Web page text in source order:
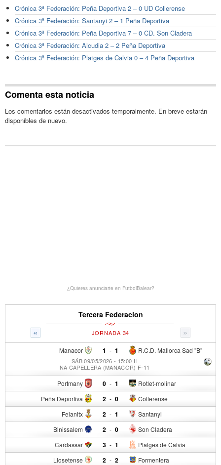
Crónica 3ª Federación: Peña Deportiva 2 – 0 UD Collerense
Crónica 3ª Federación: Santanyi 2 – 1 Peña Deportiva
Crónica 3ª Federación: Peña Deportiva 7 – 0 CD. Son Cladera
Crónica 3ª Federación: Alcudia 2 – 2 Peña Deportiva
Crónica 3ª Federación: Platges de Calvia 0 – 4 Peña Deportiva
Comenta esta noticia
Los comentarios están desactivados temporalmente. En breve estarán
disponibles de nuevo.
¿Quieres anunciarte en FutbolBalear?
Tercera Federacion
« »
JORNADA 34
Manacor 1 - R.C.D. Mallorca Sad "B"
1
SÁB 09/05/2026 - 15:00 H
NA CAPELLERA (MANACOR) F-11
Portmany 0 - Rotlet-molinar
1
Peña Deportiva 2 - Collerense
0
Felanitx 2 - Santanyi
1
Binissalem 2 - Son Cladera
0
Cardassar 3 - Platges de Calvia
1
Llosetense 2 - Formentera
2